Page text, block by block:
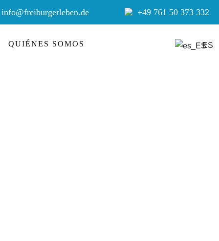
info@freiburgerleben.de +49 761 50 373 332
QUIÉNES SOMOS ES